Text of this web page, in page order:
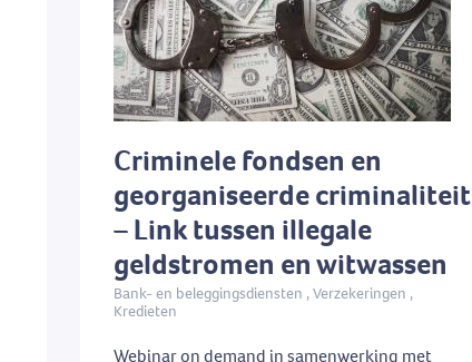
Criminele fondsen en
georganiseerde criminaliteit
– Link tussen illegale
geldstromen en witwassen
Bank- en beleggingsdiensten , Verzekeringen ,
Kredieten
Webinar on demand in samenwerking met